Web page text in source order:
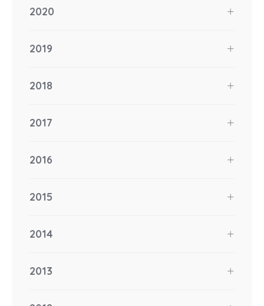
2020
2019
2018
2017
2016
2015
2014
2013